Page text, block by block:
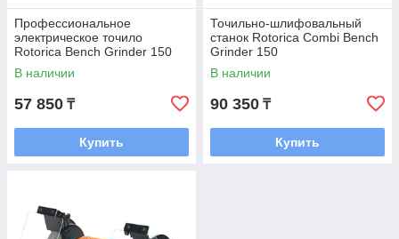
Профессиональное
электрическое точило
Rotorica Bench Grinder 150
В наличии
57 850 ₸
Купить
Точильно-шлифовальный
станок Rotorica Combi Bench
Grinder 150
В наличии
90 350 ₸
Купить